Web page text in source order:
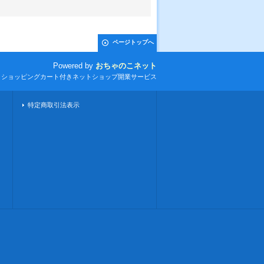
ページトップへ
Powered by おちゃのこネット
ョッピングカート付きネットショップ開業サービス
特定商取引法表示